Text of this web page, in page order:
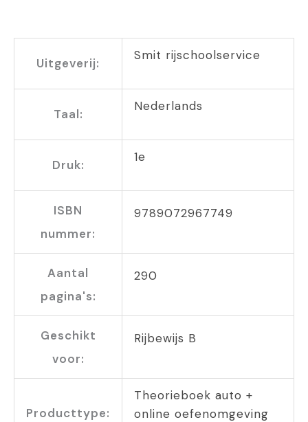
Uitgeverij:
Smit rijschoolservice
Taal:
Nederlands
Druk:
1e
ISBN
nummer:
9789072967749
Aantal
pagina's:
290
Geschikt
voor:
Rijbewijs B
Producttype:
Theorieboek auto +
online oefenomgeving